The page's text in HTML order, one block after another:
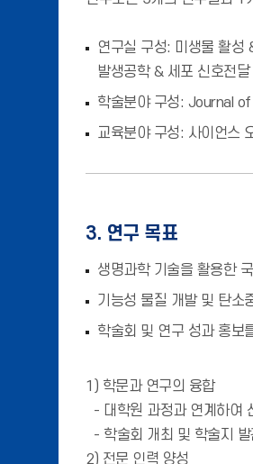
연구실 구성: 미생물 활성
발생공학 & 세포 신호전달
학술분야 구성: Journal
교육분야 구성: 사이언스
3. 연구 목표
생명과학 기술을 활용한
기능성 물질 개발 및 탄소
학술회 및 연구 성과 홍보
1) 학문과 연구의 융합
- 대학원 과정과 연계하여
- 학술회 개최 및 학술지
2) 전문 인력 양성